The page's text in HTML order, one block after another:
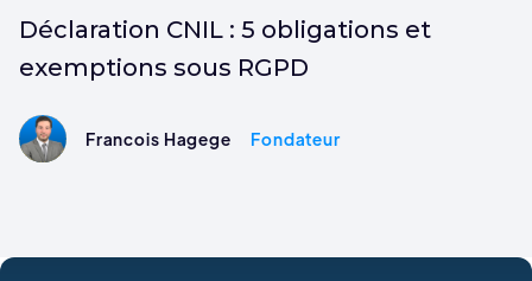
Déclaration CNIL : 5 obligations et
exemptions sous RGPD
Francois Hagege Fondateur